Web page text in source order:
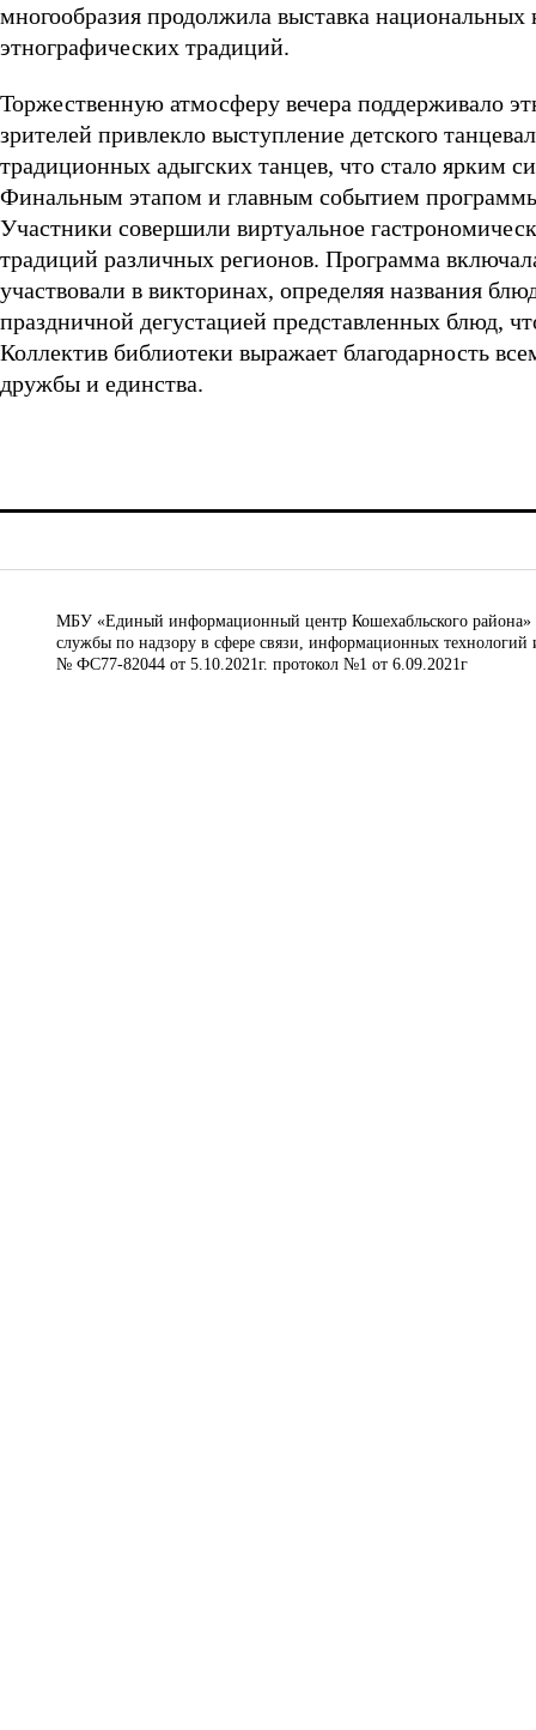
многообразия продолжила выставка
этнографических традиций.
Торжественную атмосферу вечера поддерживало
зрителей привлекло выступление детского
традиционных адыгских танцев, что стало ярким
Финальным этапом и главным событием
Участники совершили виртуальное
традиций различных регионов. Программа
участвовали в викторинах, определяя названия
праздничной дегустацией представленных блюд,
Коллектив библиотеки выражает благодарность
дружбы и единства.
МБУ «Единый информационный центр Кошехабльского района»
службы по надзору в сфере связи, информационных
№ ФС77-82044 от 5.10.2021г. протокол №1 от 6.09.2021г